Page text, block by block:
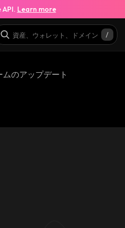
Learn more
ムのアップデート